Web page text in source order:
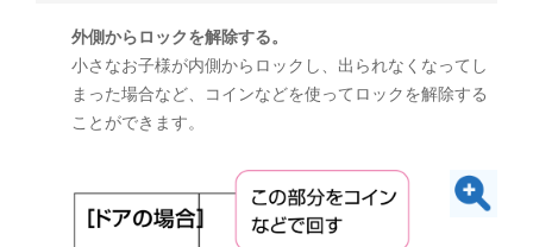
外側からロックを解除する。
小さなお子様が内側からロックし、出られなくなってし
まった場合など、コインなどを使ってロックを解除する
ことができます。